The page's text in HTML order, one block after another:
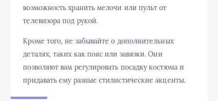
возможность хранить мелочи или пульт от
телевизора под рукой.
Кроме того, не забывайте о дополнительных
деталях, таких как пояс или завязки. Они
позволяют вам регулировать посадку костюма и
придавать ему разные стилистические акценты.